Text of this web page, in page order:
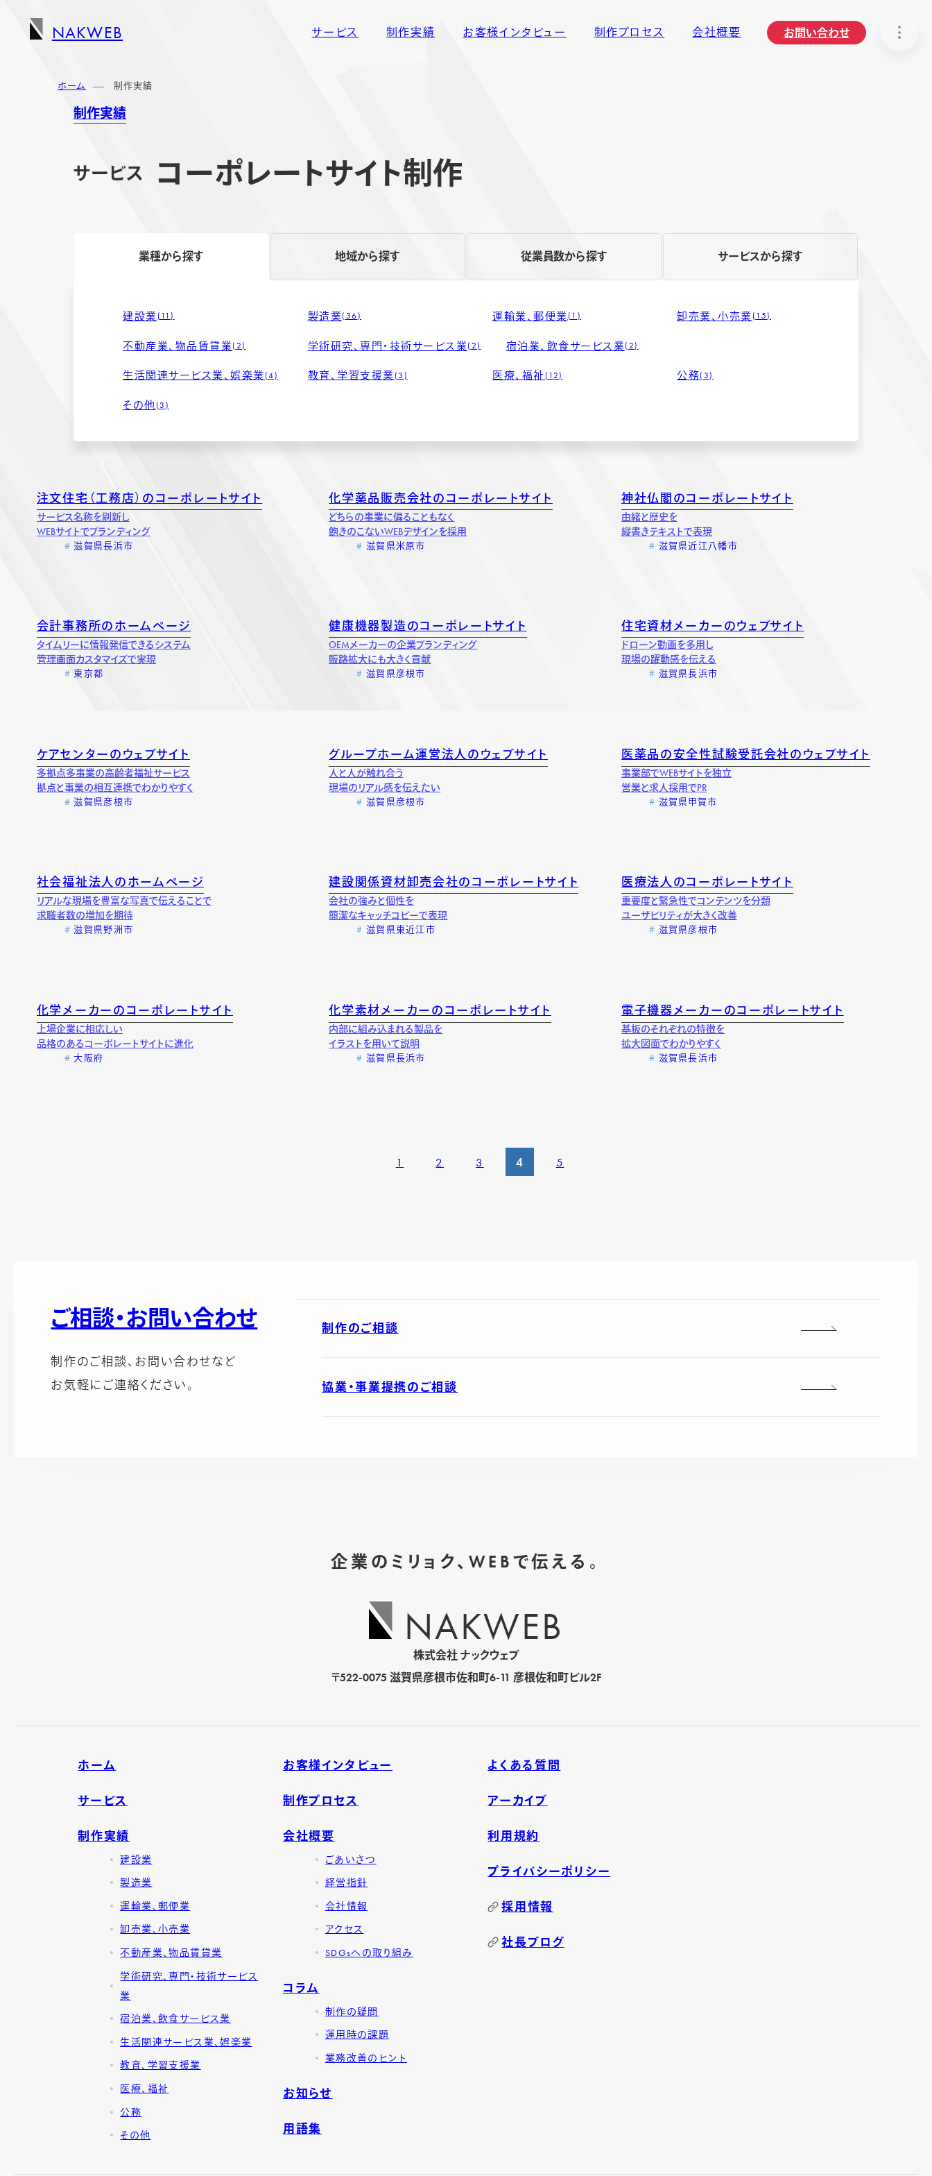
NAKWEB サービス 制作実績 お客様インタビュー 制作プロセス 会社概要 お問い合わせ
ホーム 制作実績
制作実績
サービス コーポレートサイト制作
業種から探す
建設業 11 製造業 36 運輸業、郵便業 1 卸売業、小売業 15
不動産業、物品賃貸業 2 学術研究、専門・技術サービス業 2 宿泊業、飲食サービス業 2
生活関連サービス業、娯楽業 4 教育、学習支援業 3 医療、福祉 12 公務 3
その他 3
地域から探す 従業員数から探す サービスから探す
注文住宅（工務店）のコーポレートサイト
サービス名称を刷新し
WEBサイトでブランディング
滋賀県長浜市
化学薬品販売会社のコーポレートサイト
どちらの事業に偏ることもなく
飽きのこないWEBデザインを採用
滋賀県米原市
神社仏閣のコーポレートサイト
由緒と歴史を
縦書きテキストで表現
滋賀県近江八幡市
会計事務所のホームページ
タイムリーに情報発信できるシステム
管理画面カスタマイズで実現
東京都
健康機器製造のコーポレートサイト
OEMメーカーの企業ブランディング
販路拡大にも大きく貢献
滋賀県彦根市
住宅資材メーカーのウェブサイト
ドローン動画を多用し
現場の躍動感を伝える
滋賀県長浜市
ケアセンターのウェブサイト
多拠点多事業の高齢者福祉サービス
拠点と事業の相互連携でわかりやすく
滋賀県彦根市
グループホーム運営法人のウェブサイト
人と人が触れ合う
現場のリアル感を伝えたい
滋賀県彦根市
医薬品の安全性試験受託会社のウェブサイト
事業部でWEBサイトを独立
営業と求人採用でPR
滋賀県甲賀市
社会福祉法人のホームページ
リアルな現場を豊富な写真で伝えることで
求職者数の増加を期待
滋賀県野洲市
建設関係資材卸売会社のコーポレートサイト
会社の強みと個性を
簡潔なキャッチコピーで表現
滋賀県東近江市
医療法人のコーポレートサイト
重要度と緊急性でコンテンツを分類
ユーザビリティが大きく改善
滋賀県彦根市
化学メーカーのコーポレートサイト
上場企業に相応しい
品格のあるコーポレートサイトに進化
大阪府
化学素材メーカーのコーポレートサイト
内部に組み込まれる製品を
イラストを用いて説明
滋賀県長浜市
電子機器メーカーのコーポレートサイト
基板のそれぞれの特徴を
拡大図面でわかりやすく
滋賀県長浜市
1 2 3 4 5
トール
ご相談・お問い合わせ
制作のご相談、お問い合わせなど
お気軽にご連絡ください。
制作のご相談
協業・事業提携のご相談
企業のミリョク、WEBで伝える。
NAKWEB
株式会社 ナックウェブ
〒522-0075 滋賀県彦根市佐和町6-11 彦根佐和町ビル2F
ホーム
サービス
制作実績
建設業
製造業
運輸業、郵便業
卸売業、小売業
不動産業、物品賃貸業
学術研究、専門・技術サービス
業
宿泊業、飲食サービス業
生活関連サービス業、娯楽業
教育、学習支援業
医療、福祉
公務
その他
お客様インタビュー
制作プロセス
会社概要
ごあいさつ
経営指針
会社情報
アクセス
SDGsへの取り組み
コラム
制作の疑問
運用時の課題
業務改善のヒント
お知らせ
用語集
よくある質問
アーカイブ
利用規約
プライバシーポリシー
採用情報
社長ブログ